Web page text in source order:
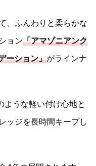
、ふんわりと柔らかな
ョン「アマゾニアンク
ーション」がラインナ
ような軽い付け心地と
ッジを長時間キープし